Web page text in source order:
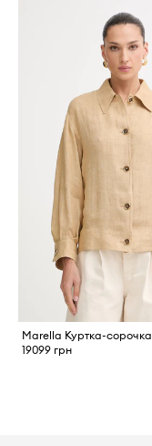
19099 грн